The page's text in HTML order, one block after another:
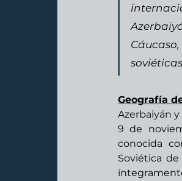
Geografía
Azerbaiyán
9 de
conocida
Soviética